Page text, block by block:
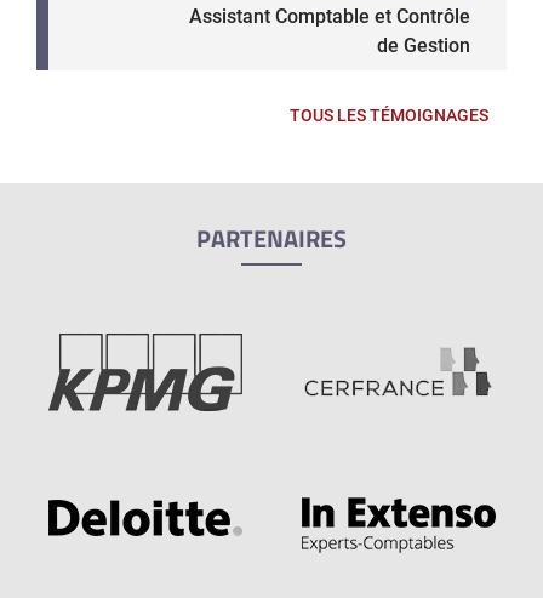
Assistant Comptable et Contrôle
de Gestion
TOUS LES TÉMOIGNAGES
PARTENAIRES